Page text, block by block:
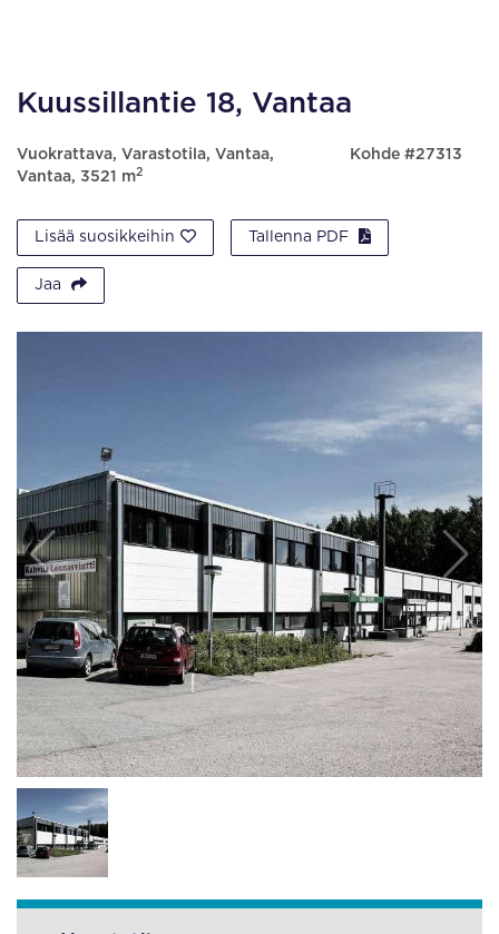
Kuussillantie 18, Vantaa
Vuokrattava, Varastotila, Vantaa,
Vantaa, 3521 m2
Kohde #27313
Lisää suosikkeihin Tallenna PDF
Jaa